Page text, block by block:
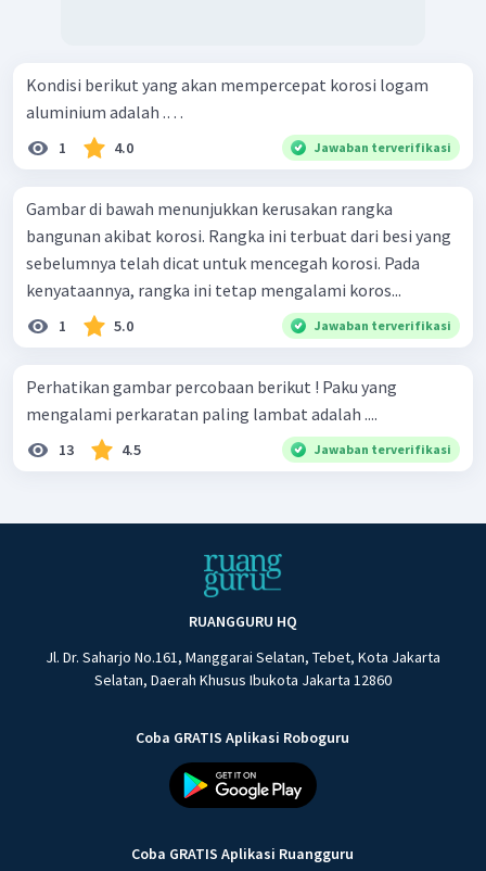
Kondisi berikut yang akan mempercepat korosi logam
aluminium adalah .…
1 4.0 Jawaban terverifikasi
Gambar di bawah menunjukkan kerusakan rangka
bangunan akibat korosi. Rangka ini terbuat dari besi yang
sebelumnya telah dicat untuk mencegah korosi. Pada
kenyataannya, rangka ini tetap mengalami koros...
1 5.0 Jawaban terverifikasi
Perhatikan gambar percobaan berikut ! Paku yang
mengalami perkaratan paling lambat adalah ....
13 4.5 Jawaban terverifikasi
RUANGGURU HQ
Jl. Dr. Saharjo No.161, Manggarai Selatan, Tebet, Kota Jakarta
Selatan, Daerah Khusus Ibukota Jakarta 12860
Coba GRATIS Aplikasi Roboguru
Coba GRATIS Aplikasi Ruangguru